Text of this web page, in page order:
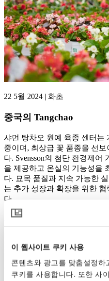
이 웹사이트 쿠키 사용
콘텐츠와 광고를 맞춤설정
쿠키를 사용합니다. 또한 사
22 5월 2024 | 화초
중국의 Tangchao
샤먼 탕차오 원예 육종 센터는
중이며, 최상급 꽃 품종을 선
다. Svensson의 첨단 환경제어
을 제공하고 온실의 기능성을
다. 묘목 품질과 지속 가능한
는 추가 성장과 확장을 위한
다.
자세히 보기